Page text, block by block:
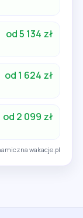
od 5 134 zł
od 1 624 zł
od 2 099 zł
wakacje.pl